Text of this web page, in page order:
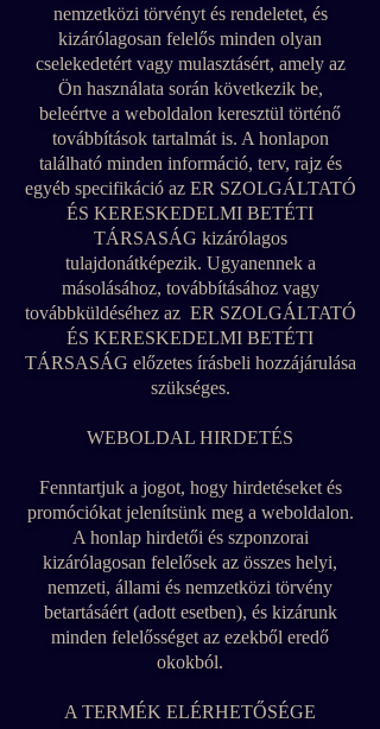
nemzetközi törvényt és rendeletet, és
kizárólagosan felelős minden olyan
cselekedetért vagy mulasztásért, amely az
Ön használata során következik be,
beleértve a weboldalon keresztül történő
továbbítások tartalmát is. A honlapon
található minden információ, terv, rajz és
egyéb specifikáció az ER SZOLGÁLTATÓ
ÉS KERESKEDELMI BETÉTI
TÁRSASÁG kizárólagos
tulajdonátképezik. Ugyanennek a
másolásához, továbbításához vagy
továbbküldéséhez az ER SZOLGÁLTATÓ
ÉS KERESKEDELMI BETÉTI
TÁRSASÁG előzetes írásbeli hozzájárulása
szükséges.
WEBOLDAL HIRDETÉS
Fenntartjuk a jogot, hogy hirdetéseket és
promóciókat jelenítsünk meg a weboldalon.
A honlap hirdetői és szponzorai
kizárólagosan felelősek az összes helyi,
nemzeti, állami és nemzetközi törvény
betartásáért (adott esetben), és kizárunk
minden felelősséget az ezekből eredő
okokból.
A TERMÉK ELÉRHETŐSÉGE